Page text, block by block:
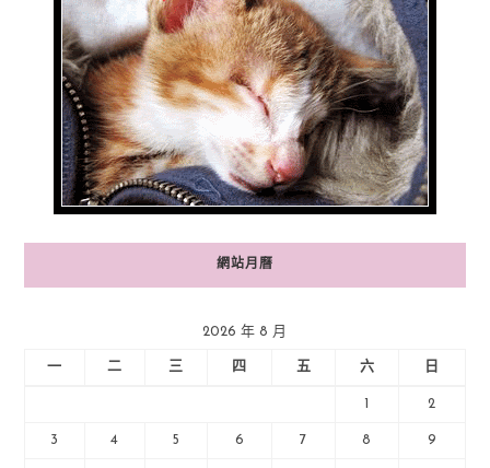
網站月曆
2026 年 8 月
一 二 三 四 五 六 日
2
3 4 5 6 7 8 9